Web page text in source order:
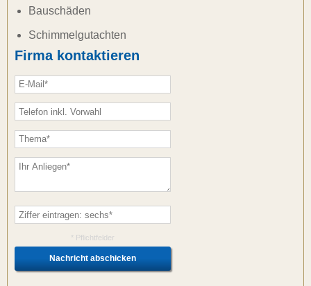
Bauschäden
Schimmelgutachten
Firma kontaktieren
* Pflichtfelder